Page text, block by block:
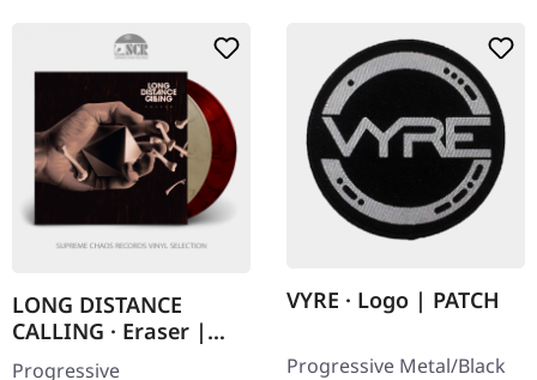
LONG DISTANCE
CALLING · Eraser |
RECYCLED 2LP
Progressive
VYRE · Logo | PATCH
Progressive Metal/Black